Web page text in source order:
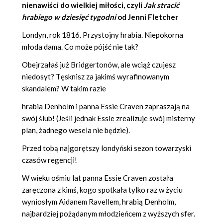
nienawiści do wielkiej miłości, czyliJak stracić
hrabiego w dziesięć tygodniod Jenni Fletcher
Londyn, rok 1816. Przystojny hrabia. Niepokorna
młoda dama. Co może pójść nie tak?
Obejrzałaś już Bridgertonów, ale wciąż czujesz
niedosyt? Tęsknisz za jakimś wyrafinowanym
skandalem? W takim razie
hrabia Denholm i panna Essie Craven zapraszają na
swój ślub! (Jeśli jednak Essie zrealizuje swój misterny
plan, żadnego wesela nie będzie).
Przed tobą najgorętszy londyński sezon towarzyski
czasów regencji!
W wieku ośmiu lat panna Essie Craven została
zaręczona z kimś, kogo spotkała tylko raz w życiu
wyniosłym Aidanem Ravellem, hrabią Denholm,
najbardziej pożądanym młodzieńcem z wyższych sfer.